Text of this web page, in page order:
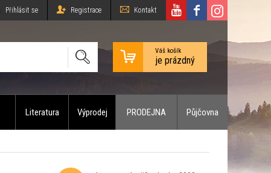
Přihlásit se Registrace Kontakt
Váš košík
je prázdný
Literatura Výprodej PRODEJNA Půjčovna